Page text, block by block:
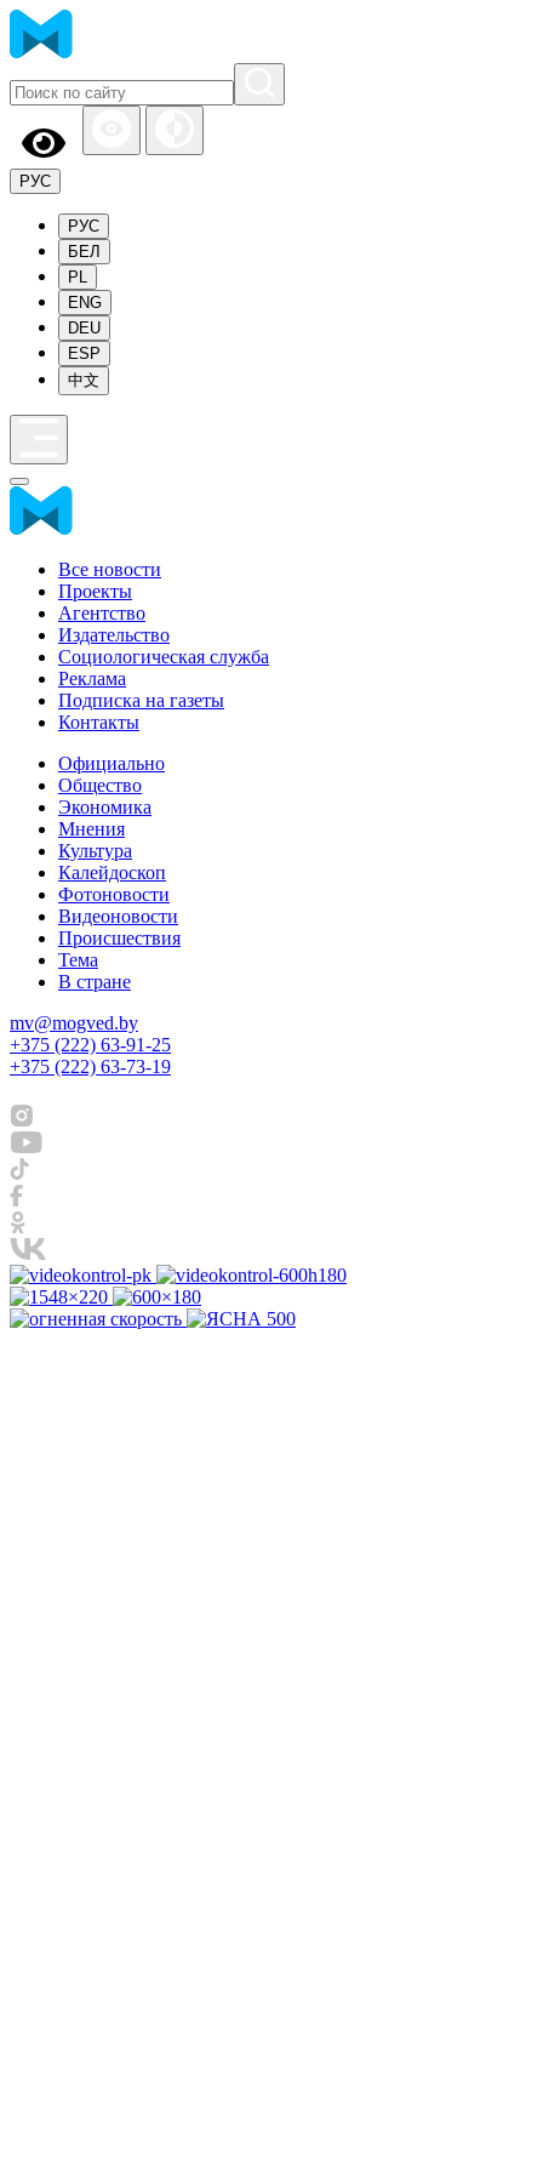
РУС
РУС
БЕЛ
PL
ENG
DEU
ESP
中文
Все новости
Проекты
Агентство
Издательство
Социологическая служба
Реклама
Подписка на газеты
Контакты
Официально
Общество
Экономика
Мнения
Культура
Калейдоскоп
Фотоновости
Видеоновости
Происшествия
Тема
В стране
mv@mogved.by
+375 (222) 63-91-25
+375 (222) 63-73-19